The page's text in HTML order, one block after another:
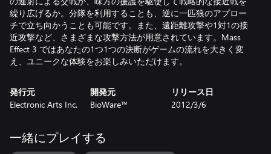
繰り広げるか。分隊を利用することも、逆に一匹狼のアプロー
チで立ち向かうことも可能です。また、遠距離攻撃や1対1の接
近攻撃など、さまざまな攻撃方法が用意されています。Mass
Effect 3 ではあなたの1つ1つの決断がゲームの流れを大きく変
え、ユニークな体験をお楽しみいただけます。
発行元
Electronic Arts Inc.
開発元
BioWare™
リリース日
2012/3/6
一緒にプレイする